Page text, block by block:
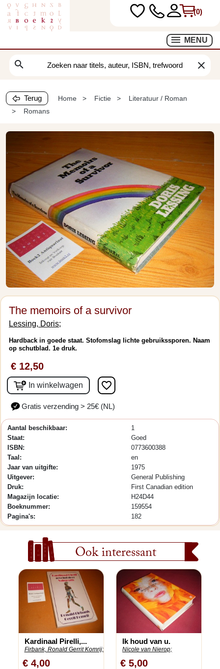
(0)
MENU
search clear
Terug Home Fictie
Literatuur / Roman
Romans
The memoirs of a survivor
Lessing, Doris;
Hardback in goede staat. Stofomslag lichte gebruikssporen. Naam
op schutblad. 1e druk.
€ 12,50
In winkelwagen favorite_border
Gratis verzending > 25€ (NL)
Aantal beschikbaar:
1
Staat:
Goed
ISBN:
0773600388
Taal:
en
Jaar van uitgifte:
1975
Uitgever:
General Publishing
Druk:
First Canadian edition
Magazijn locatie:
H24D44
Boeknummer:
159554
Pagina's:
182
Ook interessant
Kardinaal Pirelli,...
Firbank, Ronald Gerrit Komrij;
€ 4,00
Ik houd van u.
Nicole van Nierop;
€ 5,00